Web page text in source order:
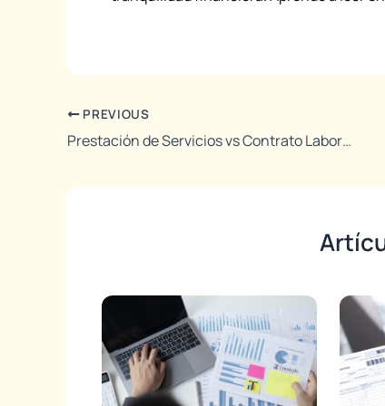
PREVIOUS
Prestación de Servicios vs Contrato Laboral: ¿Cuál Paga Más?